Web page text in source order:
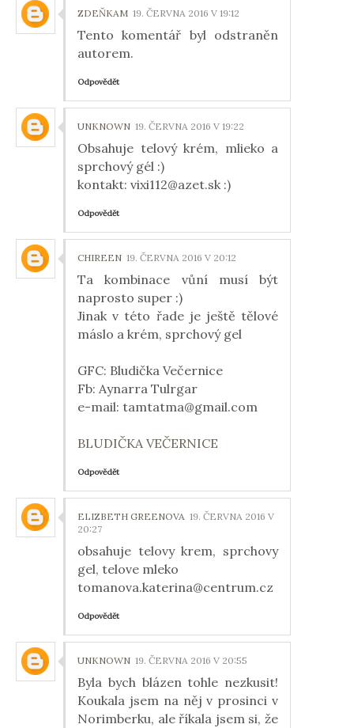
ZDEŇKAM 19. ČERVNA 2016 V 19:12
Tento komentář byl odstraněn
autorem.
Odpovědět
UNKNOWN 19. ČERVNA 2016 V 19:22
Obsahuje telový krém, mlieko a
sprchový gél :)
kontakt: vixi112@azet.sk :)
Odpovědět
CHIREEN 19. ČERVNA 2016 V 20:12
Ta kombinace vůní musí být
naprosto super :)
Jinak v této řade je ještě tělové
máslo a krém, sprchový gel
GFC: Bludička Večernice
Fb: Aynarra Tulrgar
e-mail: tamtatma@gmail.com
BLUDIČKA VEČERNICE
Odpovědět
ELIZBETH GREENOVA 19. ČERVNA 2016 V
20:27
obsahuje telovy krem, sprchovy
gel, telove mleko
tomanova.katerina@centrum.cz
Odpovědět
UNKNOWN 19. ČERVNA 2016 V 20:55
Byla bych blázen tohle nezkusit!
Koukala jsem na něj v prosinci v
Norimberku, ale říkala jsem si, že